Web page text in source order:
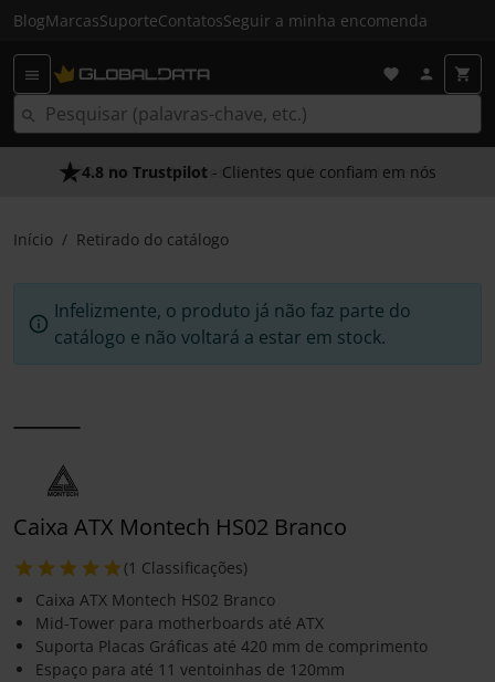
BlogMarcasSuporteContatosSeguir a minha encomenda
4.8 no Trustpilot - Clientes que confiam em nós
Início Retirado do catálogo
Infelizmente, o produto já não faz parte do
catálogo e não voltará a estar em stock.
Caixa ATX Montech HS02 Branco
(1 Classificações)
Caixa ATX Montech HS02 Branco
Mid-Tower para motherboards até ATX
Suporta Placas Gráficas até 420 mm de comprimento
Espaço para até 11 ventoinhas de 120mm